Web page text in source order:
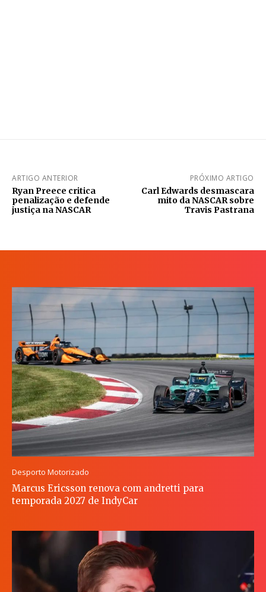
ARTIGO ANTERIOR
Ryan Preece critica
penalização e defende
justiça na NASCAR
PRÓXIMO ARTIGO
Carl Edwards desmascara
mito da NASCAR sobre
Travis Pastrana
Desporto Motorizado
Marcus Ericsson renova com andretti para
temporada 2027 de IndyCar